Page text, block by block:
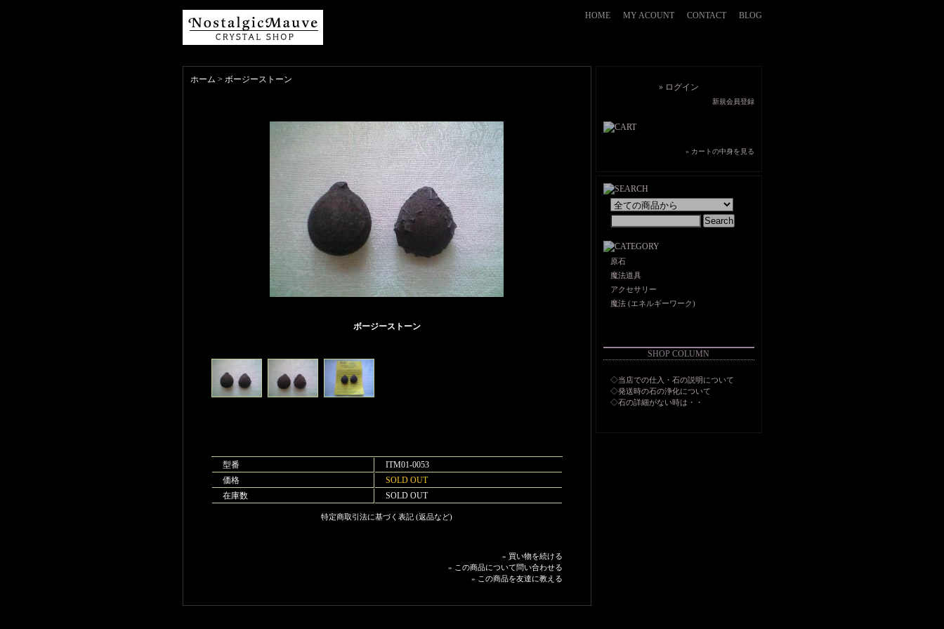
HOME MY ACOUNT CONTACT BLOG
ホーム > ボージーストーン
ボージーストーン
型番
ITM01-0053
価格
SOLD OUT
在庫数
SOLD OUT
特定商取引法に基づく表記 (返品など)
» 買い物を続ける
» この商品について問い合わせる
» この商品を友達に教える
» ログイン
新規会員登録
» カートの中身を見る
原石
魔法道具
アクセサリー
魔法 (エネルギーワーク)
SHOP COLUMN
◇当店での仕入・石の説明について
◇発送時の石の浄化について
◇石の詳細がない時は・・